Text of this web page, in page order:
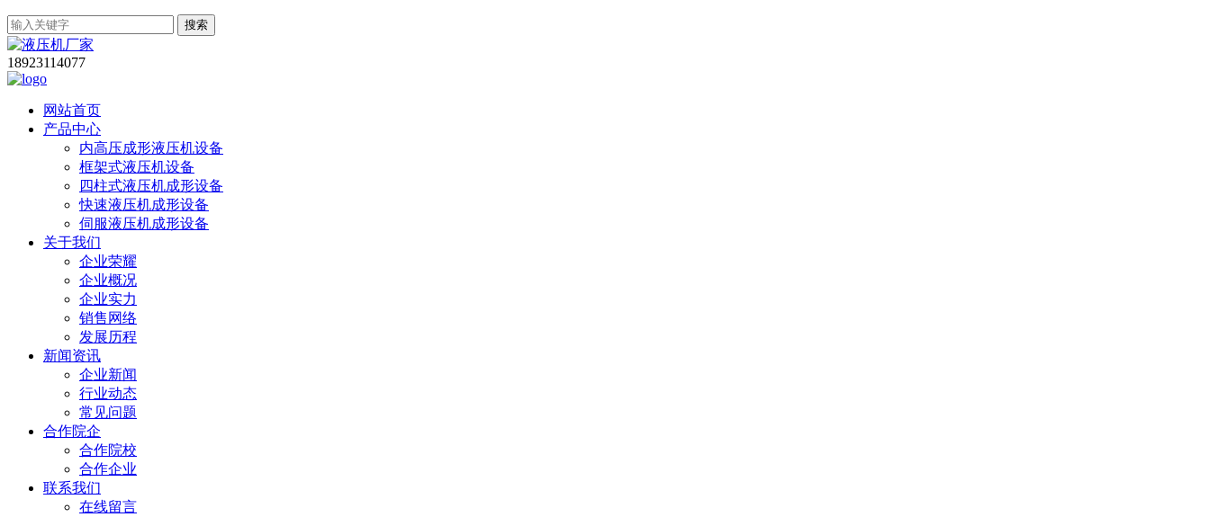
搜索
18923114077
网站首页
产品中心
内高压成形液压机设备
框架式液压机设备
四柱式液压机成形设备
快速液压机成形设备
伺服液压机成形设备
关于我们
企业荣耀
企业概况
企业实力
销售网络
发展历程
新闻资讯
企业新闻
行业动态
常见问题
合作院企
合作院校
合作企业
联系我们
在线留言